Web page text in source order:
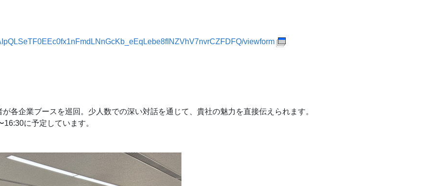
viewform
各企業ブースを巡回。少人数での深い対話を通じて、貴社の魅力を直接伝えられます。
に予定しています。